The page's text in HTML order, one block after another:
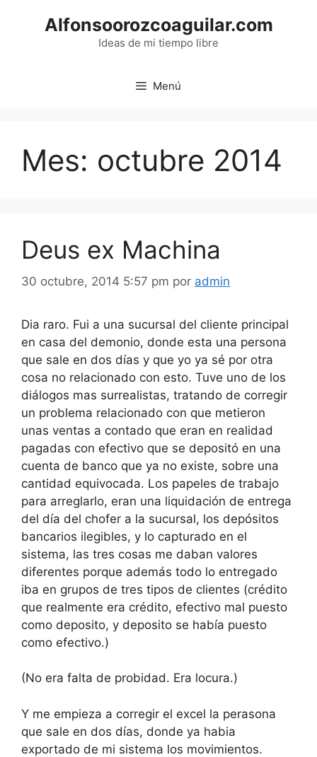
Alfonsoorozcoaguilar.com
Ideas de mi tiempo libre
Menú
Mes: octubre 2014
Deus ex Machina
30 octubre, 2014 5:57 pm por admin
Dia raro. Fui a una sucursal del cliente principal
en casa del demonio, donde esta una persona
que sale en dos días y que yo ya sé por otra
cosa no relacionado con esto. Tuve uno de los
diálogos mas surrealistas, tratando de corregir
un problema relacionado con que metieron
unas ventas a contado que eran en realidad
pagadas con efectivo que se depositó en una
cuenta de banco que ya no existe, sobre una
cantidad equivocada. Los papeles de trabajo
para arreglarlo, eran una liquidación de entrega
del día del chofer a la sucursal, los depósitos
bancarios ilegibles, y lo capturado en el
sistema, las tres cosas me daban valores
diferentes porque además todo lo entregado
iba en grupos de tres tipos de clientes (crédito
que realmente era crédito, efectivo mal puesto
como deposito, y deposito se había puesto
como efectivo.)
(No era falta de probidad. Era locura.)
Y me empieza a corregir el excel la perasona
que sale en dos días, donde ya habia
exportado de mi sistema los movimientos.